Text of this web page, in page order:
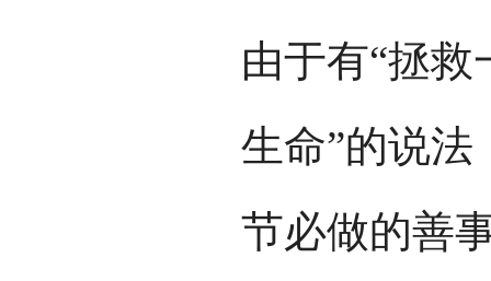
由于有“拯
生命”的说
节必做的善